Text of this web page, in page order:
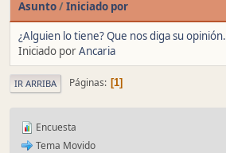
Asunto/Iniciado por
¿Alguien lo tiene? Que nos diga su opinión.
Iniciado porAncaria
IR ARRIBA Páginas 1
Encuesta
Tema Movido